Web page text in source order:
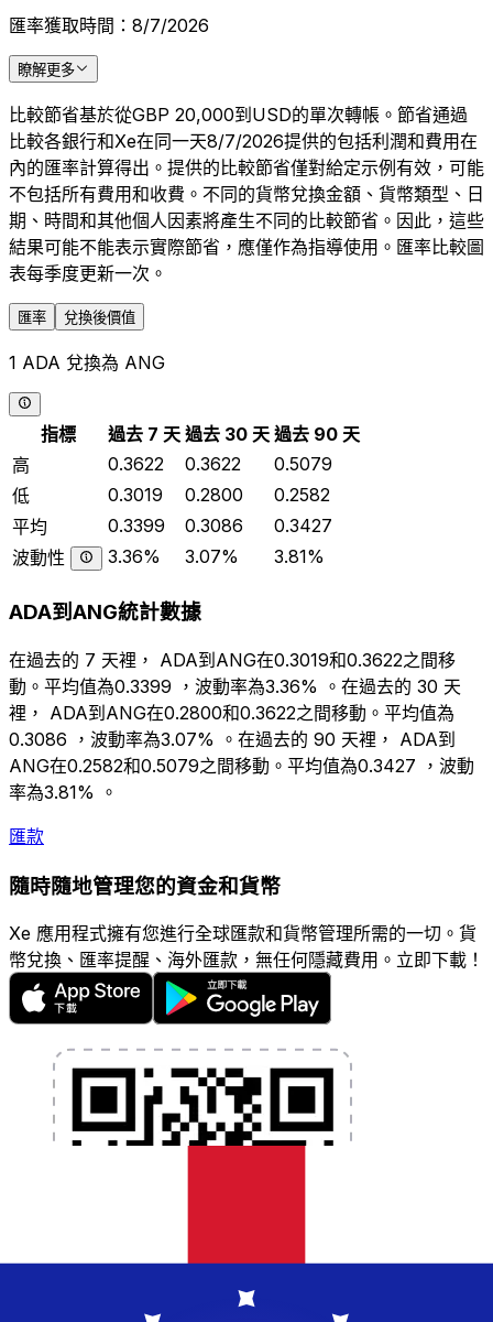
匯率獲取時間：8/7/2026
瞭解更多
比較節省基於從GBP 20,000到USD的單次轉帳。節省通過
比較各銀行和Xe在同一天8/7/2026提供的包括利潤和費用在
內的匯率計算得出。提供的比較節省僅對給定示例有效，可能
不包括所有費用和收費。不同的貨幣兌換金額、貨幣類型、日
期、時間和其他個人因素將產生不同的比較節省。因此，這些
結果可能不能表示實際節省，應僅作為指導使用。匯率比較圖
表每季度更新一次。
匯率 兌換後價值
1 ADA 兌換為 ANG
指標 過去 7 天 過去 30 天 過去 90 天
高
0.3622 0.3622
0.5079
低
0.3019 0.2800
0.2582
平均
0.3399 0.3086
0.3427
波動性
3.36% 3.07% 3.81%
ADA到ANG統計數據
在過去的 7 天裡， ADA到ANG在0.3019和0.3622之間移
動。平均值為0.3399 ，波動率為3.36% 。在過去的 30 天
裡， ADA到ANG在0.2800和0.3622之間移動。平均值為
0.3086 ，波動率為3.07% 。在過去的 90 天裡， ADA到
ANG在0.2582和0.5079之間移動。平均值為0.3427 ，波動
率為3.81% 。
匯款
隨時隨地管理您的資金和貨幣
Xe 應用程式擁有您進行全球匯款和貨幣管理所需的一切。貨
幣兌換、匯率提醒、海外匯款，無任何隱藏費用。立即下載！